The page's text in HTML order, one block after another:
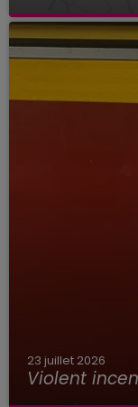
23 juillet 2026
Violent